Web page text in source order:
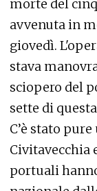
morte del
avvenuta in
giovedì.
stava
sciopero del
sette di
C’è stato
Civitavecchia
portuali